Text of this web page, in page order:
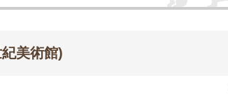
美術館)